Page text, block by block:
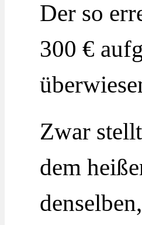
Der so
300 €
Zwar
dem